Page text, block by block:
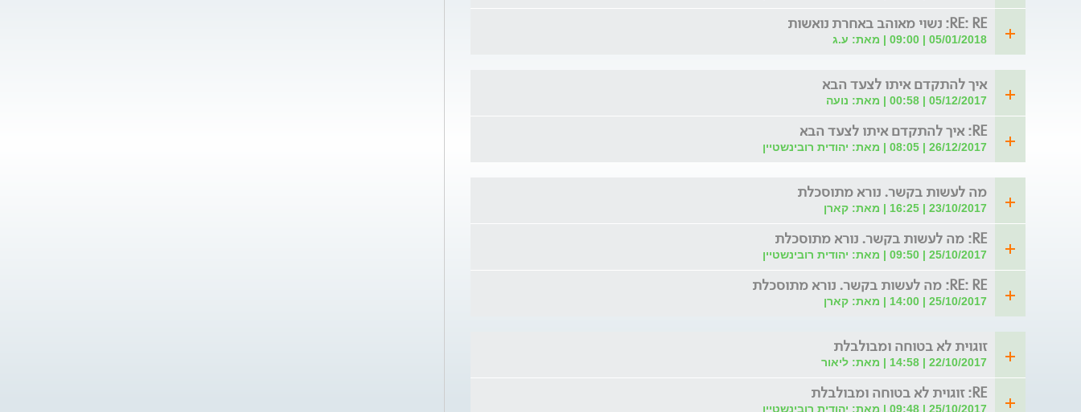
RE: RE: נשוי מאוהב באחרת נואשות
05/01/2018 | 09:00 | מאת: ע.ג
איך להתקדם איתו לצעד הבא
05/12/2017 | 00:58 | מאת: נועה
RE: איך להתקדם איתו לצעד הבא
26/12/2017 | 08:05 | מאת: יהודית רובינשטיין
מה לעשות בקשר. נורא מתוסכלת
23/10/2017 | 16:25 | מאת: קארן
RE: מה לעשות בקשר. נורא מתוסכלת
25/10/2017 | 09:50 | מאת: יהודית רובינשטיין
RE: RE: מה לעשות בקשר. נורא מתוסכלת
25/10/2017 | 14:00 | מאת: קארן
זוגוית לא בטוחה ומבולבלת
22/10/2017 | 14:58 | מאת: ליאור
RE: זוגוית לא בטוחה ומבולבלת
25/10/2017 | 09:48 | מאת: יהודית רובינשטיין